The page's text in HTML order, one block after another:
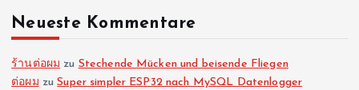
Neueste Kommentare
ร้านต่อผม zu Stechende Mücken und beisende Fliegen
ต่อผม zuSuper simpler ESP32 nach MySQL Datenlogger